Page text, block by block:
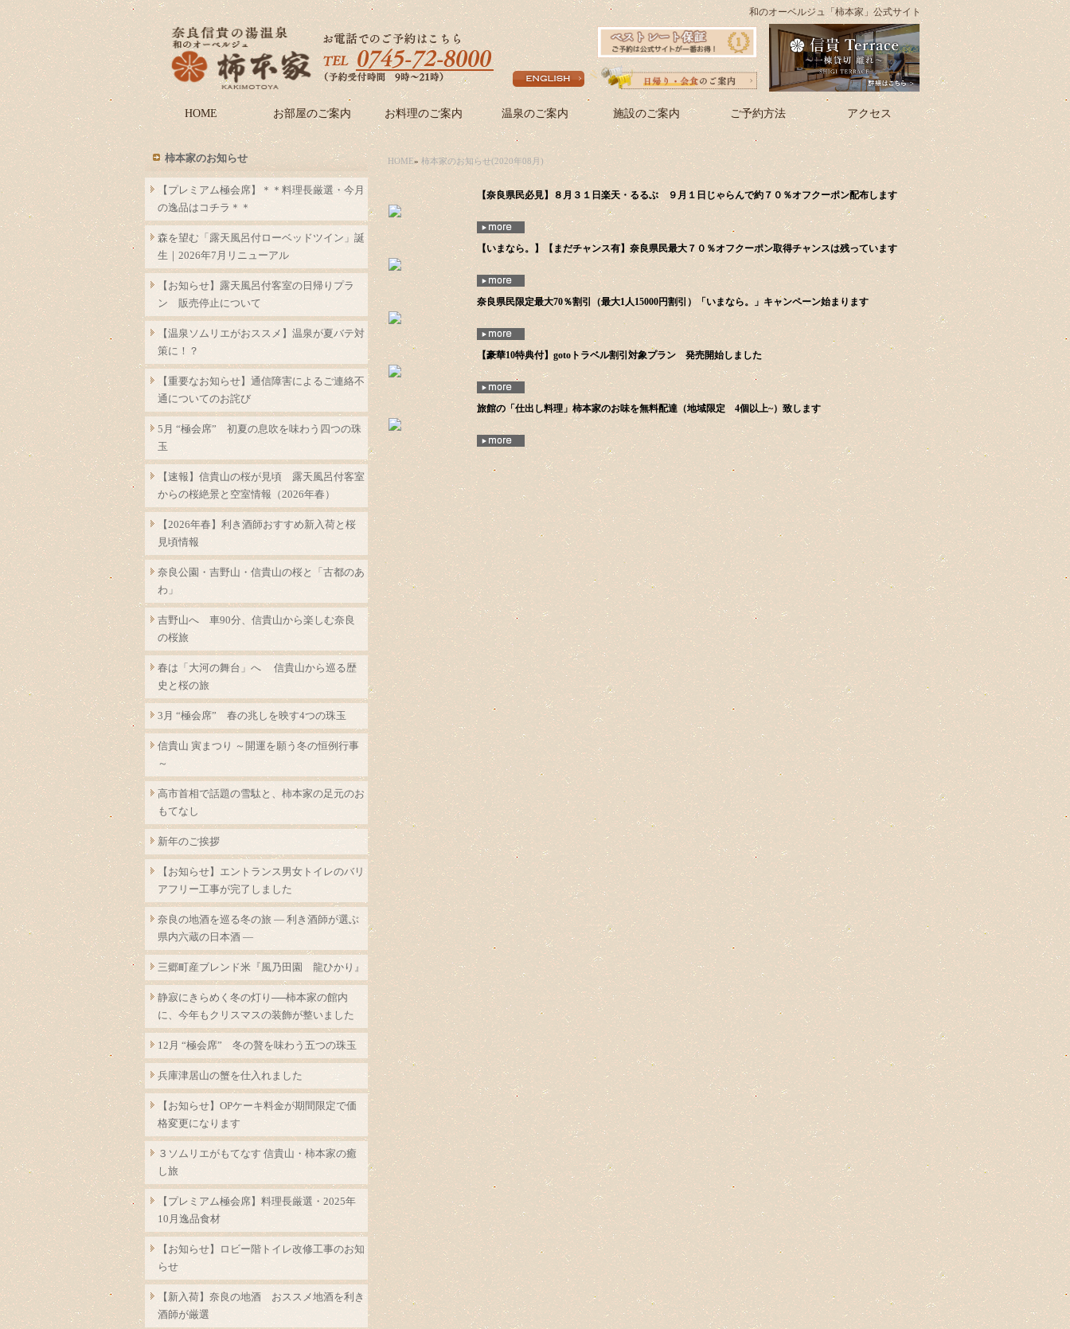
和のオーベルジュ「柿本家」公式サイト
HOME お部屋のご案内 お料理のご案内 温泉のご案内 施設のご案内 ご予約方法 アクセス
HOME»柿本家のお知らせ(2020年08月)
【奈良県民必見】８月３１日楽天・るるぶ ９月１日じゃらんで約７０％オフクーポン配布します
【いまなら。】【まだチャンス有】奈良県民最大７０％オフクーポン取得チャンスは残っています
奈良県民限定最大70％割引（最大1人15000円割引）「いまなら。」キャンペーン始まります
【豪華10特典付】gotoトラベル割引対象プラン 発売開始しました
旅館の「仕出し料理」柿本家のお味を無料配達（地域限定 4個以上~）致します
柿本家のお知らせ
【プレミアム極会席】＊＊料理長厳選・今月
の逸品はコチラ＊＊
森を望む「露天風呂付ローベッドツイン」誕
生｜2026年7月リニューアル
【お知らせ】露天風呂付客室の日帰りプラ
ン 販売停止について
【温泉ソムリエがおススメ】温泉が夏バテ対
策に！？
【重要なお知らせ】通信障害によるご連絡不
通についてのお詫び
5月 “極会席” 初夏の息吹を味わう四つの珠
玉
【速報】信貴山の桜が見頃 露天風呂付客室
からの桜絶景と空室情報（2026年春）
【2026年春】利き酒師おすすめ新入荷と桜
見頃情報
奈良公園・吉野山・信貴山の桜と「古都のあ
わ」
吉野山へ 車90分、信貴山から楽しむ奈良
の桜旅
春は「大河の舞台」へ 信貴山から巡る歴
史と桜の旅
3月 “極会席” 春の兆しを映す4つの珠玉
信貴山 寅まつり ～開運を願う冬の恒例行事
～
高市首相で話題の雪駄と、柿本家の足元のお
もてなし
新年のご挨拶
【お知らせ】エントランス男女トイレのバリ
アフリー工事が完了しました
奈良の地酒を巡る冬の旅 ― 利き酒師が選ぶ
県内六蔵の日本酒 ―
三郷町産ブレンド米『風乃田園 龍ひかり』
静寂にきらめく冬の灯り──柿本家の館内
に、今年もクリスマスの装飾が整いました
12月 “極会席” 冬の贅を味わう五つの珠玉
兵庫津居山の蟹を仕入れました
【お知らせ】OPケーキ料金が期間限定で価
格変更になります
３ソムリエがもてなす 信貴山・柿本家の癒
し旅
【プレミアム極会席】料理長厳選・2025年
10月逸品食材
【お知らせ】ロビー階トイレ改修工事のお知
らせ
【新入荷】奈良の地酒 おススメ地酒を利き
酒師が厳選